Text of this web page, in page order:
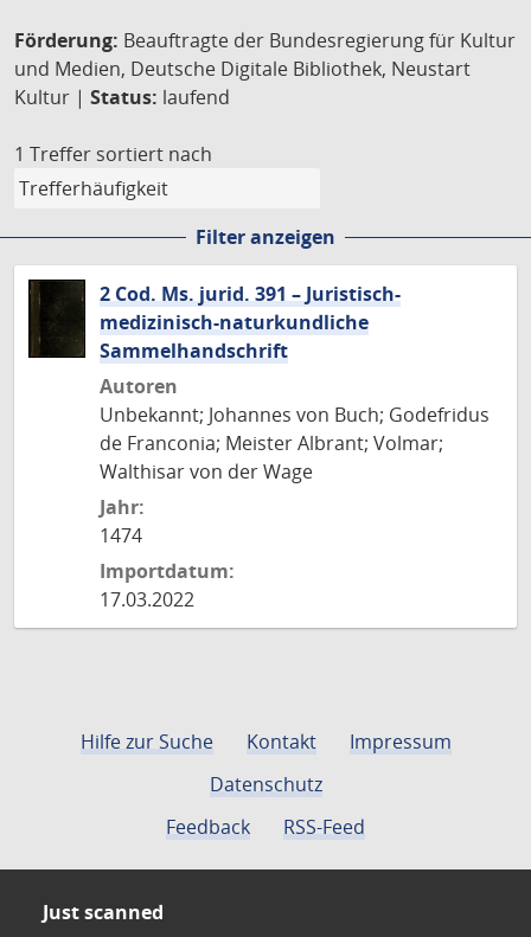
Förderung: Beauftragte der Bundesregierung für Kultur
und Medien, Deutsche Digitale Bibliothek, Neustart
Kultur | Status: laufend
1 Treffer sortiert nach
Filter anzeigen
2 Cod. Ms. jurid. 391 – Juristisch-
medizinisch-naturkundliche
Sammelhandschrift
Autoren
Unbekannt; Johannes von Buch; Godefridus
de Franconia; Meister Albrant; Volmar;
Walthisar von der Wage
Jahr:
1474
Importdatum:
17.03.2022
Hilfe zur Suche Kontakt
Impressum
Datenschutz
Feedback
RSS-Feed
Just scanned